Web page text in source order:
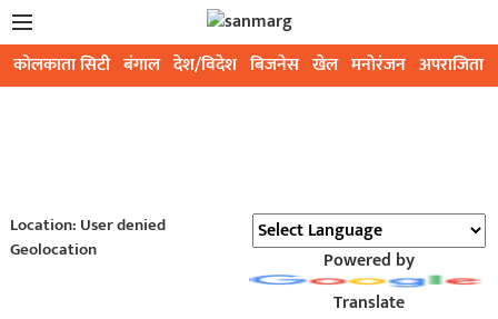
कोलकाता सिटी बंगाल देश/विदेश बिजनेस खेल मनोरंजन अपराजिता
Location: User denied
Geolocation
Powered by
Translate